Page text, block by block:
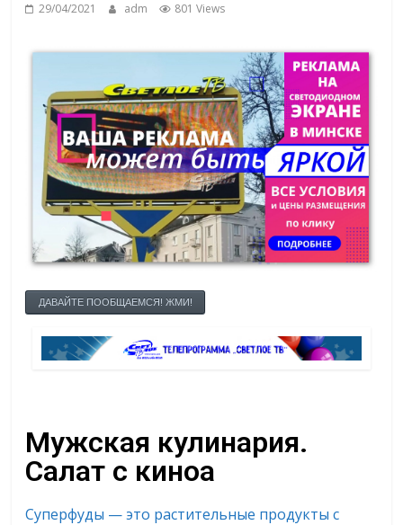
29/04/2021 adm 801 Views
ДАВАЙТЕ ПООБЩАЕМСЯ! ЖМИ!
Мужская кулинария.
Салат с киноа
Суперфуды — это растительные продукты с